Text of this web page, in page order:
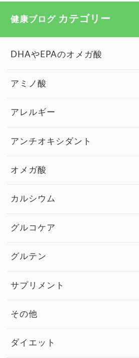
健康ブログ カテゴリー
DHAやEPAのオメガ酸
アミノ酸
アレルギー
アレルギー トップ
アンチオキシダント
オメガ酸
カルシウム
グルコケア
グルテン
サプリメント
その他
その他 トップ
ダイエット